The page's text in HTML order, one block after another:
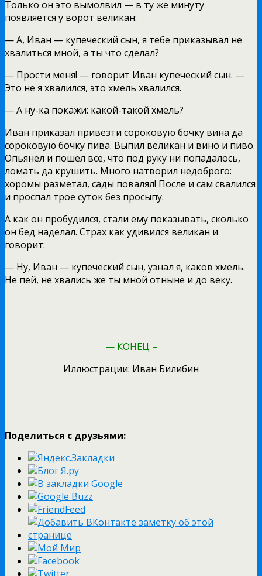
Только он это вымолвил — в ту же минуту
появляется у ворот великан:
— А, Иван — купеческий сын, я тебе приказывал не
хвалиться мной, а ты что сделал?
— Прости меня! — говорит Иван купеческий сын. —
Это не я хвалился, это хмель хвалился.
— А ну-ка покажи: какой-такой хмель?
Иван приказал привезти сороковую бочку вина да
сороковую бочку пива. Выпил великан и вино и пиво.
Опьянел и пошёл все, что под руку ни попадалось,
ломать да крушить. Много натворил недоброго:
хоромы разметал, сады повалял! После и сам свалился
и проспал трое суток без просыпу.
А как он пробудился, стали ему показывать, сколько
он бед наделал. Страх как удивился великан и
говорит:
— Ну, Иван — купеческий сын, узнал я, каков хмель.
Не пей, не хвались же ты мной отныне и до веку.
— КОНЕЦ –
Иллюстрации: Иван Билибин
Поделиться с друзьями: